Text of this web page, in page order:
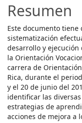
Resumen
Este documento
sistematización
desarrollo y ejecución
la Orientación
carrera de
Rica, durante el
y el 20 de junio del
identificar las
estrategias de
acciones de mejora a